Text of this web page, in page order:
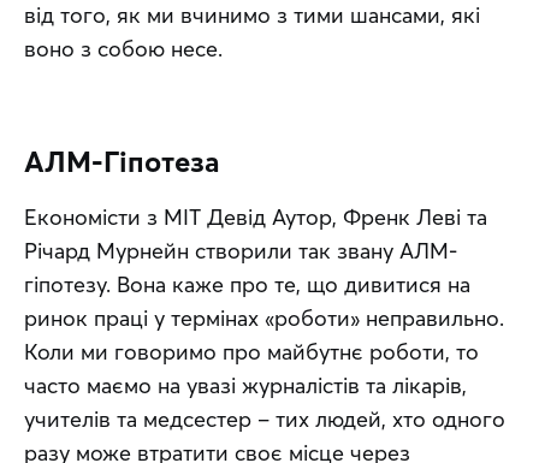
від того, як ми вчинимо з тими шансами, які
воно з собою несе.
АЛМ-Гіпотеза
Економісти з MIT Девід Аутор, Френк Леві та
Річард Мурнейн створили так звану АЛМ-
гіпотезу. Вона каже про те, що дивитися на
ринок праці у термінах «роботи» неправильно.
Коли ми говоримо про майбутнє роботи, то
часто маємо на увазі журналістів та лікарів,
учителів та медсестер – тих людей, хто одного
разу може втратити своє місце через